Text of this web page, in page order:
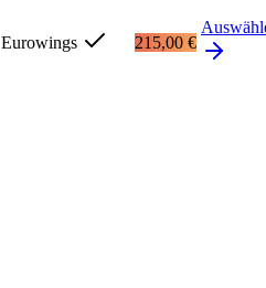
Eurowings 215,00 €